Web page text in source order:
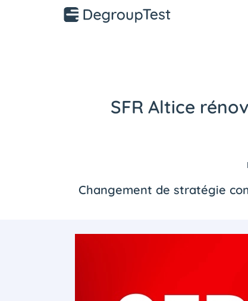
SFR Altice
Changement de stratégie